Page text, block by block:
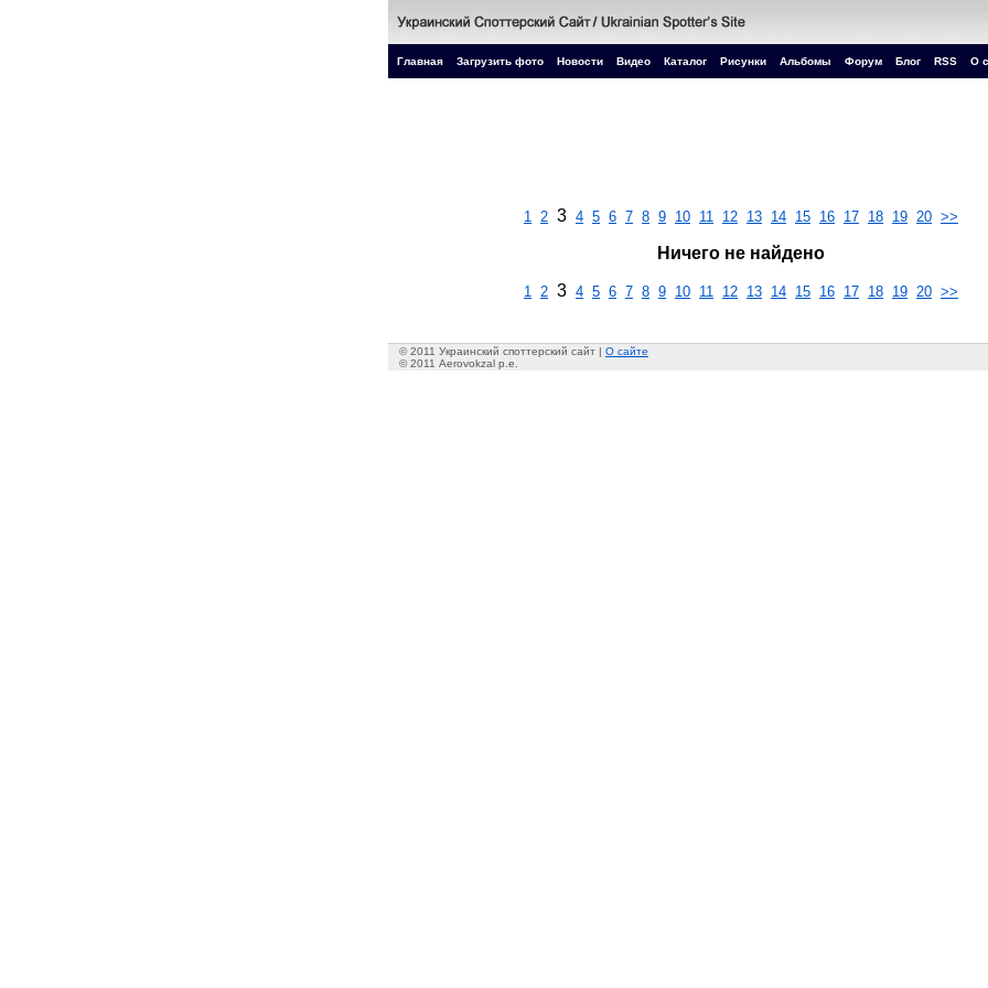
Главная Загрузить фото Новости Видео Каталог Рисунки Альбомы Форум Блог RSS О
1 2 3 4 5 6 7 8 9 10 11 12 13 14 15 16 17 18 19 20 >>
Ничего не найдено
1 2 3 4 5 6 7 8 9 10 11 12 13 14 15 16 17 18 19 20 >>
© 2011 Украинский споттерский сайт | О сайте
© 2011 Aerovokzal p.e.